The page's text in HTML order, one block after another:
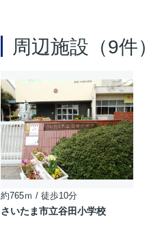
周辺施設（9件）
約765ｍ / 徒歩10分
さいたま市立谷田小学校